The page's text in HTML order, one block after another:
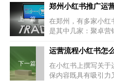
上一篇
郑州小红书推广运
在郑州，有多家小红
是其中几家：聚卓营
下一篇
运营流程小红书怎
在小红书上撰写关于
保内容既具有吸引力